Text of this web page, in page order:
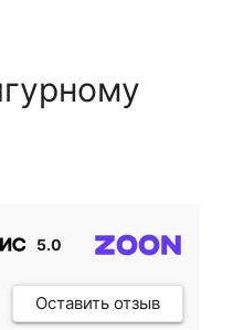
5.0
Оставить отзыв